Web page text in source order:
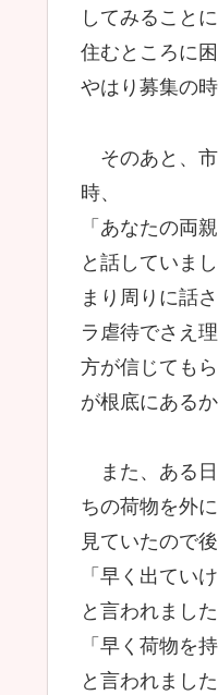
してみること
住むところに
やはり募集の
そのあと、市
時、
「あなたの両
と話していま
まり周りに話
ラ虐待でさえ
方が信じても
が根底にあるか
また、ある日
ちの荷物を外
見ていたので
「早く出ていけ
と言われまし
「早く荷物を
と言われまし